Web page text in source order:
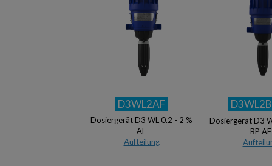
D3WL2AF
Dosiergerät D3 WL 0.2 - 2 %
AF
Aufteilung
Dosiergerät D3
BP AF